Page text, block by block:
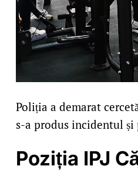
Poliția a demarat
s-a produs incidentul
Poziția IPJ